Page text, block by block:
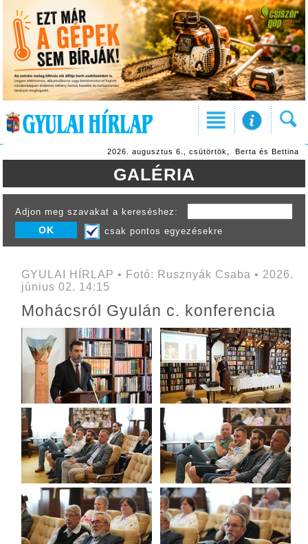
2026. augusztus 6., csütörtök, Berta és Bettina
GALÉRIA
Adjon meg szavakat a kereséshez:
csak pontos egyezésekre
GYULAI HÍRLAP • Fotó: Rusznyák Csaba • 2026.
június 02. 14:15
Mohácsról Gyulán c. konferencia